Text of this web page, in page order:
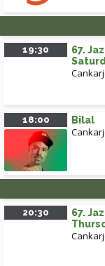
19:30
67.
18:00 Bilal
20:30
67.